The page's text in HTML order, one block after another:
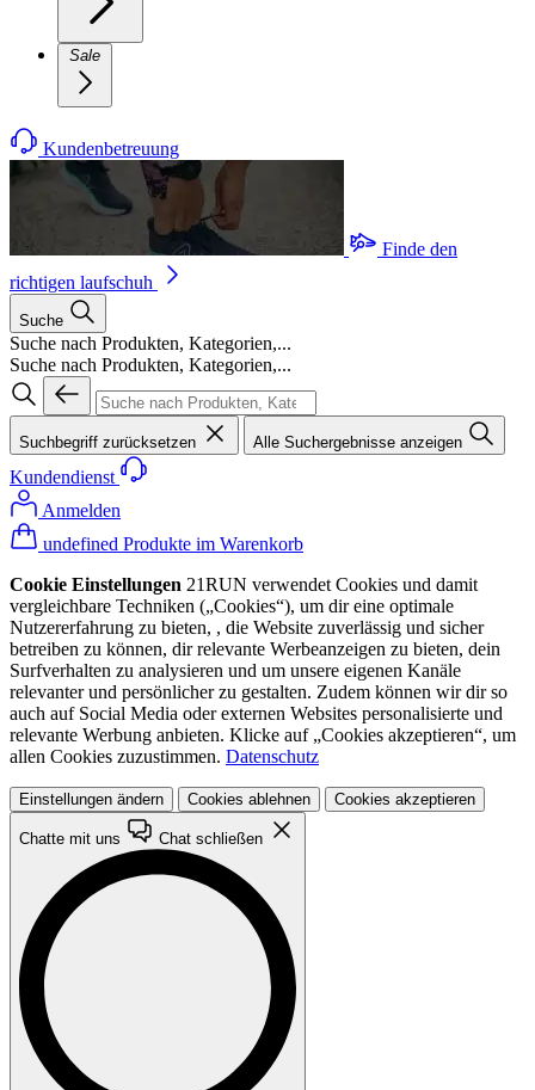
Sale
Kundenbetreuung
Finde den
richtigen laufschuh
Suche
Suche nach Produkten, Kategorien,...
Suche nach Produkten, Kategorien,...
Suchbegriff zurücksetzen Alle Suchergebnisse anzeigen
Kundendienst
Anmelden
undefined Produkte im Warenkorb
Cookie Einstellungen 21RUN verwendet Cookies und damit
vergleichbare Techniken („Cookies“), um dir eine optimale
Nutzererfahrung zu bieten, , die Website zuverlässig und sicher
betreiben zu können, dir relevante Werbeanzeigen zu bieten, dein
Surfverhalten zu analysieren und um unsere eigenen Kanäle
relevanter und persönlicher zu gestalten. Zudem können wir dir so
auch auf Social Media oder externen Websites personalisierte und
relevante Werbung anbieten. Klicke auf „Cookies akzeptieren“, um
allen Cookies zuzustimmen. Datenschutz
Einstellungen ändern Cookies ablehnen Cookies akzeptieren
Chatte mit uns Chat schließen